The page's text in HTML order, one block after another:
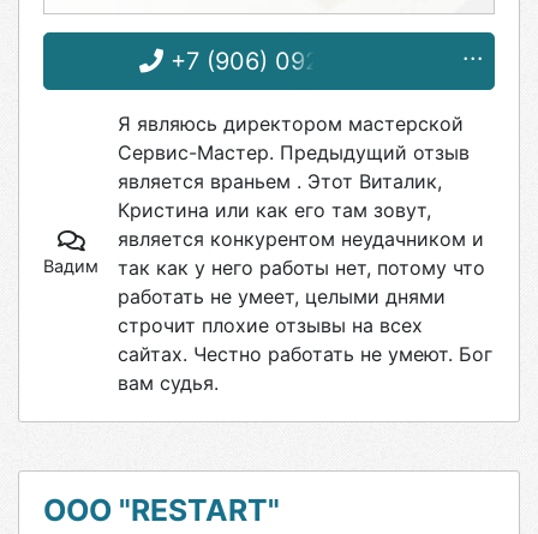
+7 (906) 092-62-52
Вадим
Я являюсь директором мастерской
Сервис-Мастер. Предыдущий отзыв
является враньем . Этот Виталик,
Кристина или как его там зовут,
является конкурентом неудачником и
так как у него работы нет, потому что
работать не умеет, целыми днями
строчит плохие отзывы на всех
сайтах. Честно работать не умеют. Бог
вам судья.
ООО "RESTART"